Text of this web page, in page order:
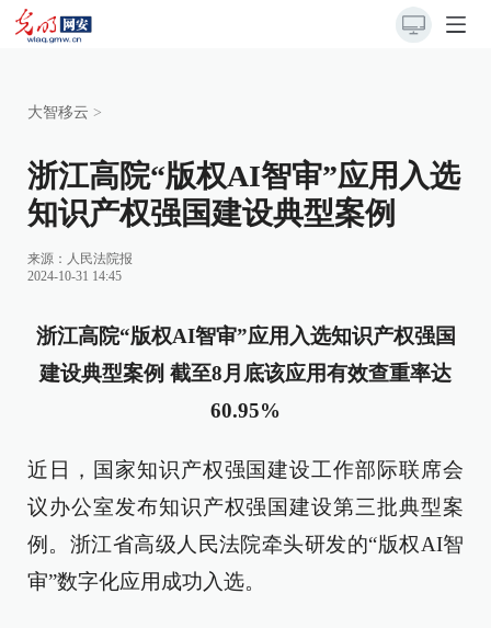
大智移云 >
浙江高院“版权AI智审”应用入选
知识产权强国建设典型案例
来源： 人民法院报
2024-10-31 14:45
浙江高院“版权AI智审”应用入选知识产权强国
建设典型案例 截至8月底该应用有效查重率达
60.95%
近日，国家知识产权强国建设工作部际联席会
议办公室发布知识产权强国建设第三批典型案
例。浙江省高级人民法院牵头研发的“版权AI智
审”数字化应用成功入选。